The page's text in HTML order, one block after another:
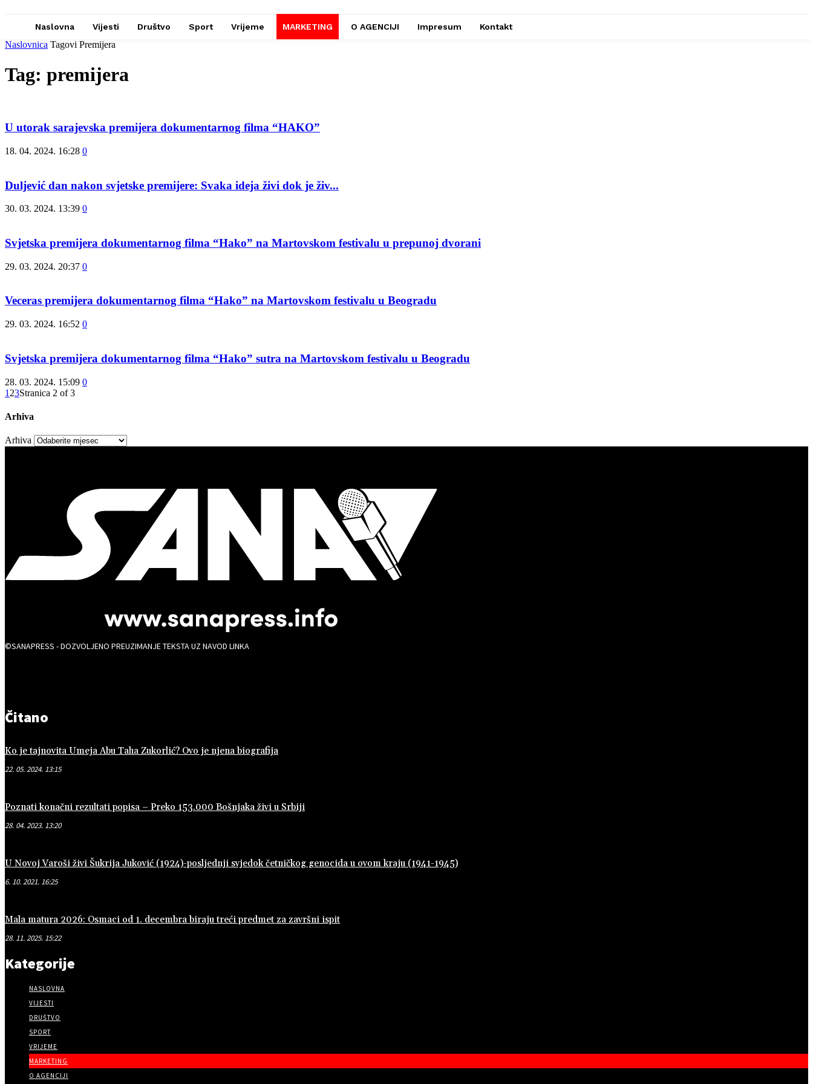
Naslovna Vijesti Društvo Sport Vrijeme MARKETING O AGENCIJI Impresum Kontakt
Naslovnica Tagovi Premijera
Tag: premijera
U utorak sarajevska premijera dokumentarnog filma “HAKO”
18. 04. 2024. 16:28 0
Duljević dan nakon svjetske premijere: Svaka ideja živi dok je živ...
30. 03. 2024. 13:39 0
Svjetska premijera dokumentarnog filma “Hako” na Martovskom festivalu u prepunoj dvorani
29. 03. 2024. 20:37 0
Veceras premijera dokumentarnog filma “Hako” na Martovskom festivalu u Beogradu
29. 03. 2024. 16:52 0
Svjetska premijera dokumentarnog filma “Hako” sutra na Martovskom festivalu u Beogradu
28. 03. 2024. 15:09 0
1 23Stranica 2 of 3
Arhiva
Arhiva
©SANAPRESS - DOZVOLJENO PREUZIMANJE TEKSTA UZ NAVOD LINKA
Čitano
Ko je tajnovita Umeja Abu Taha Zukorlić? Ovo je njena biografija
22. 05. 2024. 13:15
Poznati konačni rezultati popisa – Preko 153.000 Bošnjaka živi u Srbiji
28. 04. 2023. 13:20
U Novoj Varoši živi Šukrija Juković (1924)-posljednji svjedok četničkog genocida u ovom kraju (1941-1945)
6. 10. 2021. 16:25
Mala matura 2026: Osmaci od 1. decembra biraju treći predmet za završni ispit
28. 11. 2025. 15:22
Kategorije
NASLOVNA
VIJESTI
DRUŠTVO
SPORT
VRIJEME
MARKETING
O AGENCIJI